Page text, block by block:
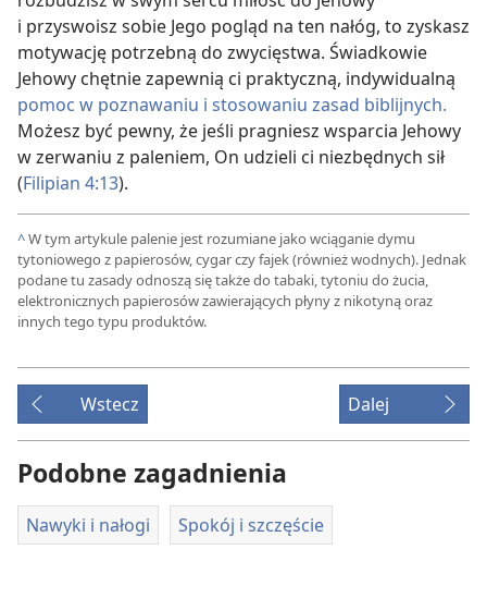
i przyswoisz sobie Jego pogląd na ten nałóg, to zyskasz
motywację potrzebną do zwycięstwa. Świadkowie
Jehowy chętnie zapewnią ci praktyczną, indywidualną
pomoc w poznawaniu i stosowaniu zasad biblijnych.
Możesz być pewny, że jeśli pragniesz wsparcia Jehowy
w zerwaniu z paleniem, On udzieli ci niezbędnych sił
(Filipian 4:13).
^W tym artykule palenie jest rozumiane jako wciąganie dymu
tytoniowego z papierosów, cygar czy fajek (również wodnych). Jednak
podane tu zasady odnoszą się także do tabaki, tytoniu do żucia,
elektronicznych papierosów zawierających płyny z nikotyną oraz
innych tego typu produktów.
Wstecz Dalej
Podobne zagadnienia
Nawyki i nałogi Spokój i szczęście